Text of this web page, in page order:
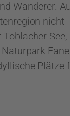
Wanderer.
nicht
See,
Plätze